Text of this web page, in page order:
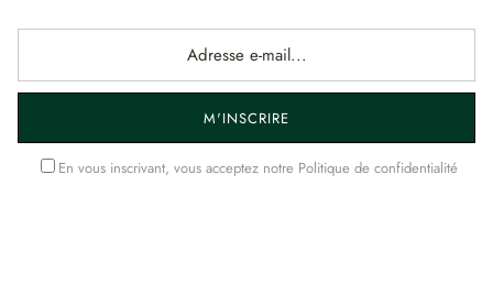
M'INSCRIRE
En vous inscrivant, vous acceptez notre Politique de confidentialité